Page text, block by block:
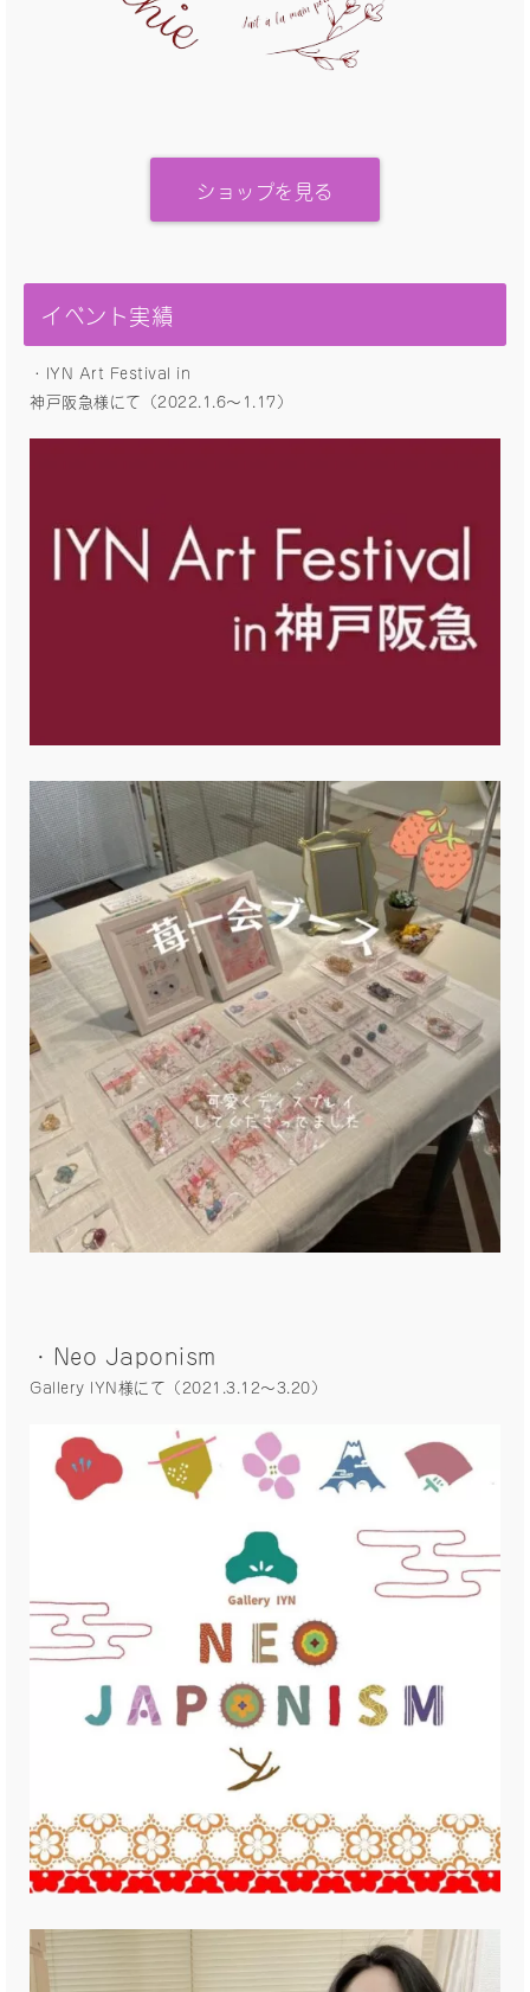
ショップを見る
イベント実績
・IYN Art Festival in
神戸阪急様にて（2022.1.6〜1.17）
・Neo Japonism
Gallery IYN様にて（2021.3.12〜3.20）